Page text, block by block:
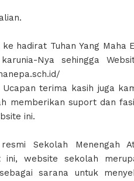
hadirat Tuhan Yang Maha
Nya sehingga
terima kasih juga
memberikan suport dan
ini.
Sekolah Menengah
website sekolah
sarana untuk